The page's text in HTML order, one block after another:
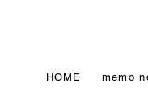
HOME memo